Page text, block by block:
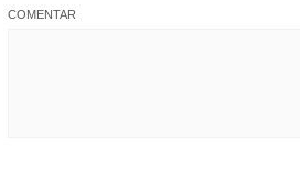
COMENTAR